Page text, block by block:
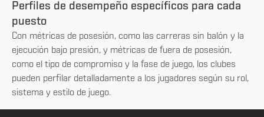
Perfiles de desempeño específicos para cada
puesto
Con métricas de posesión, como las carreras sin balón y la
ejecución bajo presión, y métricas de fuera de posesión,
como el tipo de compromiso y la fase de juego, los clubes
pueden perfilar detalladamente a los jugadores según su rol,
sistema y estilo de juego.